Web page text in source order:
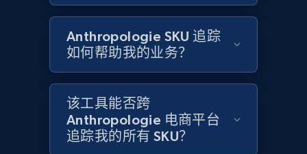
Amazon products global dataset - Collect
products from Brands URLs
Title, Seller name, Brand, Description, Initial
price, Currency, Availability, Reviews count, and
Anthropologie SKU 追踪
如何帮助我的业务？
该工具能否跨
Anthropologie 电商平台
追踪我的所有 SKU？